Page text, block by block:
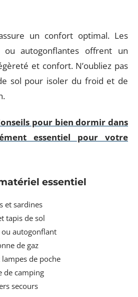
un confort optimal. Les
ou autogonflantes offrent un
et confort. N’oubliez pas
sol pour isoler du froid et de
pour bien dormir dans
essentiel pour votre
essentiel
et sardines
tapis de sol
autogonflant
de gaz
de poche
de camping
secours